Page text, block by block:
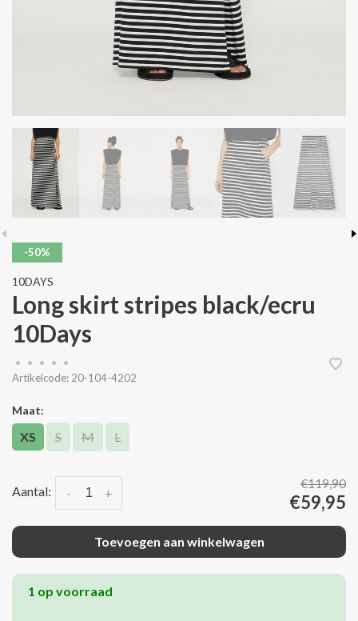
-50%
10DAYS
Long skirt stripes black/ecru
10Days
• • • •
•
Artikelcode: 20-104-4202
Maat:
XS S M L
Aantal: +
-
€119,90
€59,95
Toevoegen aan winkelwagen
1 op voorraad